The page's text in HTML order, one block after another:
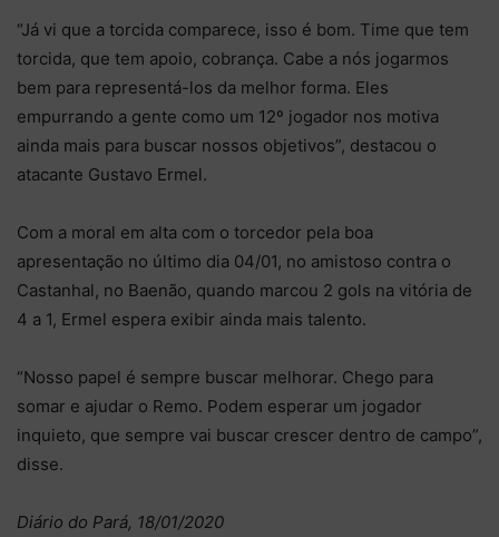
“Já vi que a torcida comparece, isso é bom. Time que tem
torcida, que tem apoio, cobrança. Cabe a nós jogarmos
bem para representá-los da melhor forma. Eles
empurrando a gente como um 12º jogador nos motiva
ainda mais para buscar nossos objetivos”, destacou o
atacante Gustavo Ermel.
Com a moral em alta com o torcedor pela boa
apresentação no último dia 04/01, no amistoso contra o
Castanhal, no Baenão, quando marcou 2 gols na vitória de
4 a 1, Ermel espera exibir ainda mais talento.
“Nosso papel é sempre buscar melhorar. Chego para
somar e ajudar o Remo. Podem esperar um jogador
inquieto, que sempre vai buscar crescer dentro de campo”,
disse.
Diário do Pará, 18/01/2020